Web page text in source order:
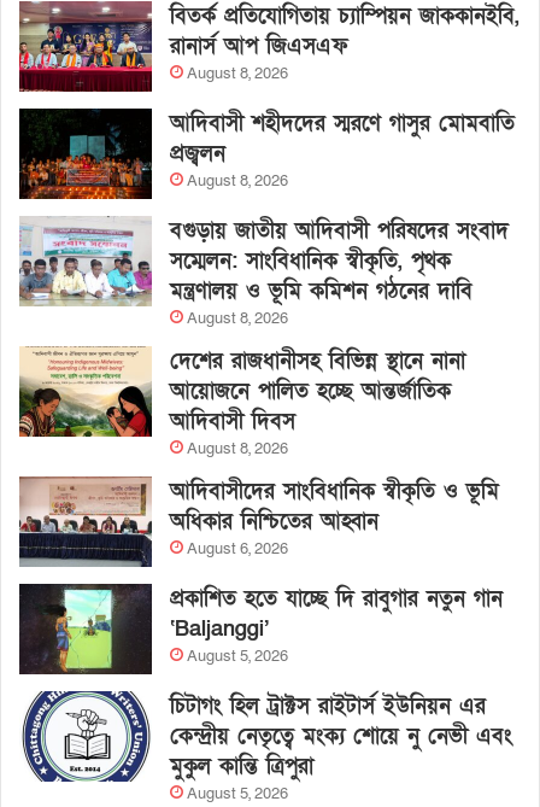
বিতর্ক প্রতিযোগিতায় চ্যাম্পিয়ন জাককানইবি,
রানার্স আপ জিএসএফ
August 8, 2026
আদিবাসী শহীদদের স্মরণে গাসুর মোমবাতি
প্রজ্বলন
August 8, 2026
বগুড়ায় জাতীয় আদিবাসী পরিষদের সংবাদ
সম্মেলন: সাংবিধানিক স্বীকৃতি, পৃথক
মন্ত্রণালয় ও ভূমি কমিশন গঠনের দাবি
August 8, 2026
দেশের রাজধানীসহ বিভিন্ন স্থানে নানা
আয়োজনে পালিত হচ্ছে আন্তর্জাতিক
আদিবাসী দিবস
August 8, 2026
আদিবাসীদের সাংবিধানিক স্বীকৃতি ও ভূমি
অধিকার নিশ্চিতের আহ্বান
August 6, 2026
প্রকাশিত হতে যাচ্ছে দি রাবুগার নতুন গান
‘Baljanggi’
August 5, 2026
চিটাগং হিল ট্রাক্টস রাইটার্স ইউনিয়ন এর
কেন্দ্রীয় নেতৃত্বে মংক্য শোয়ে নু নেভী এবং
মুকুল কান্তি ত্রিপুরা
August 5, 2026